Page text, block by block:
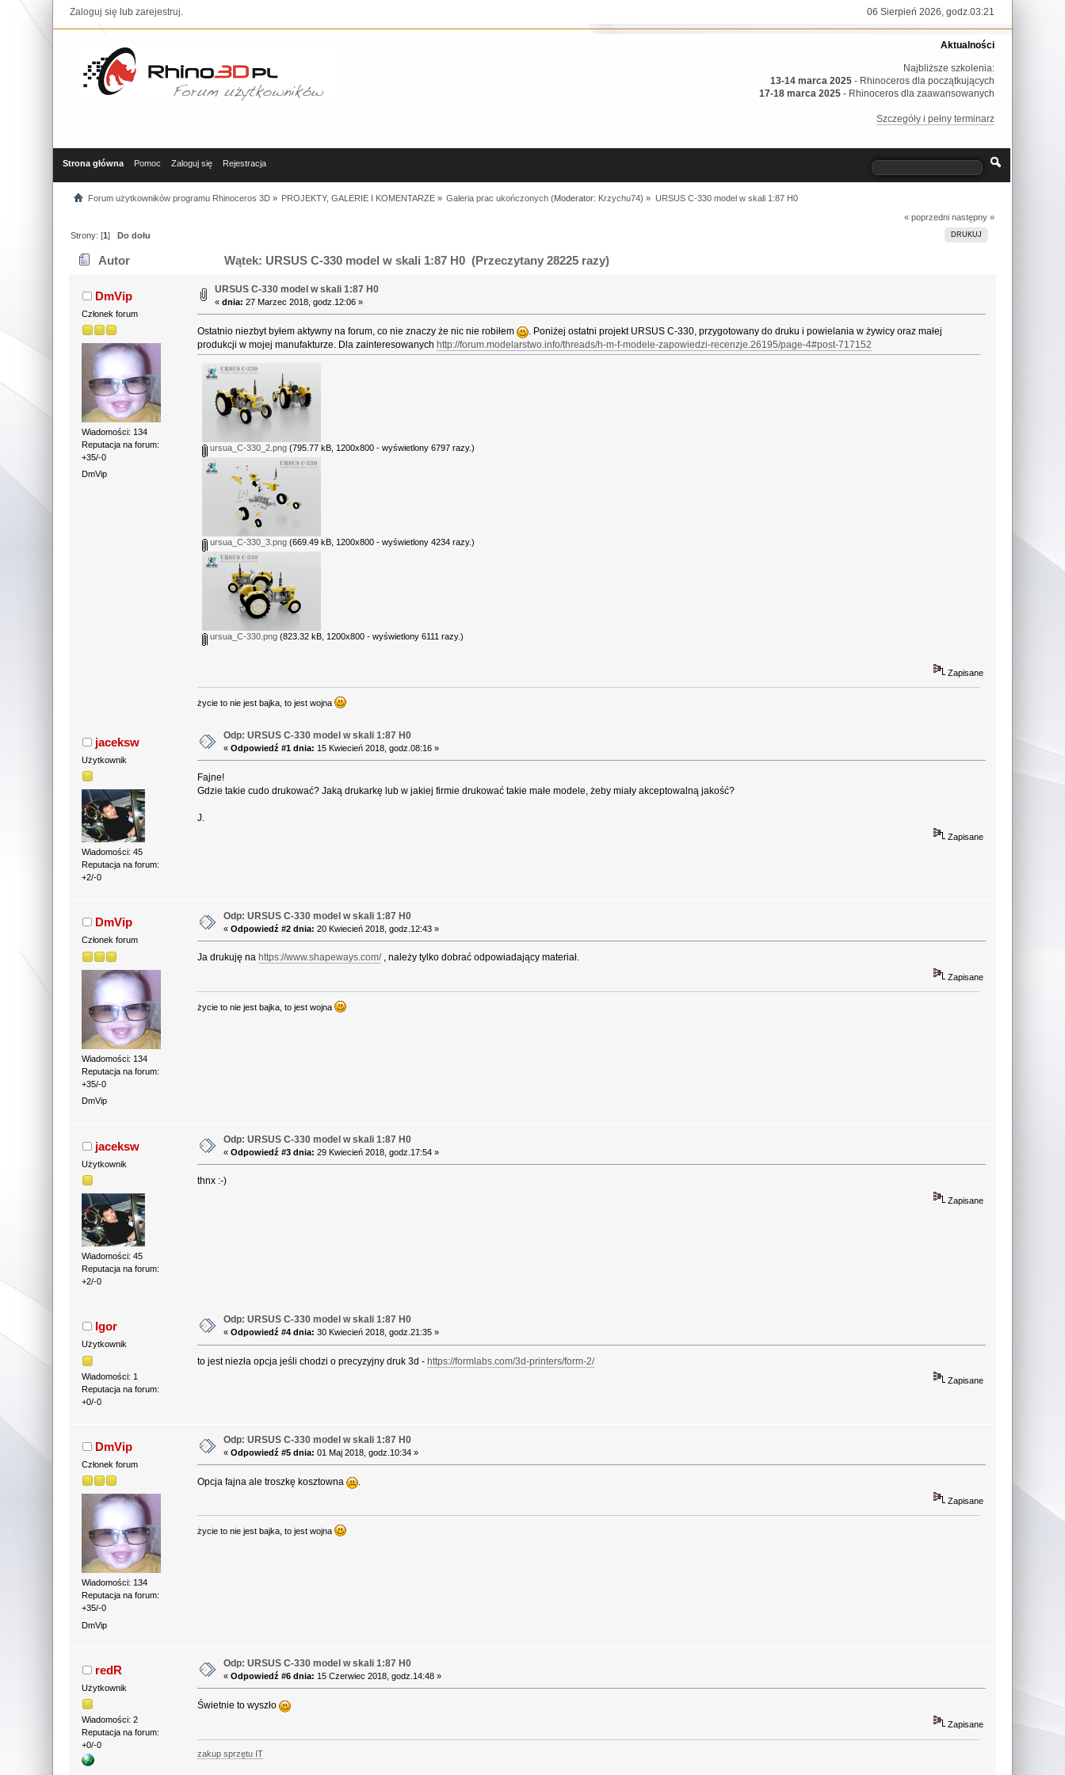
Zaloguj się lubzarejestruj. 06 Sierpień 2026, godz.03:21
Aktualności
Najbliższe szkolenia:
13-14 marca 2025 - Rhinoceros dla początkujących
17-18 marca 2025 - Rhinoceros dla zaawansowanych
Szczegóły i pełny terminarz
Strona główna Pomoc Zaloguj się Rejestracja
Forum użytkowników programu Rhinoceros 3D» PROJEKTY, GALERIE I KOMENTARZE » Galeria prac ukończonych (Moderator: Krzychu74) » URSUS C-330 model w skali 1:87 H0
« poprzedni następny »
DRUKUJ
Strony: [1]Do dołu
Autor Wątek: URSUS C-330 model w skali 1:87 H0 (Przeczytany 28225 razy)
DmVip
Członek forum
Wiadomości: 134
Reputacja na forum:
+35/-0
DmVip
URSUS C-330 model w skali 1:87 H0
« dnia: 27 Marzec 2018, godz.12:06 »
Ostatnio niezbyt byłem aktywny na forum, co nie znaczy że nic nie robiłem
. Poniżej ostatni projekt URSUS C-330, przygotowany do druku i powielania w żywicy oraz małej
produkcji w mojej manufakturze. Dla zainteresowanychhttp://forum.modelarstwo.info/threads/h-m-f-modele-zapowiedzi-recenzje.26195/page-4#post-717152
ursua_C-330_2.png(795.77 kB, 1200x800 - wyświetlony 6797 razy.)
ursua_C-330_3.png(669.49 kB, 1200x800 - wyświetlony 4234 razy.)
ursua_C-330.png(823.32 kB, 1200x800 - wyświetlony 6111 razy.)
Zapisane
życie to nie jest bajka, to jest wojna
jaceksw
Użytkownik
Wiadomości: 45
Reputacja na forum:
+2/-0
Odp: URSUS C-330 model w skali 1:87 H0
« Odpowiedź #1 dnia: 15 Kwiecień 2018, godz.08:16 »
Fajne!
Gdzie takie cudo drukować? Jaką drukarkę lub w jakiej firmie drukować takie małe modele, żeby miały akceptowalną jakość?
J.
Zapisane
DmVip
Członek forum
Wiadomości: 134
Reputacja na forum:
+35/-0
DmVip
Odp: URSUS C-330 model w skali 1:87 H0
« Odpowiedź #2 dnia: 20 Kwiecień 2018, godz.12:43 »
Ja drukuję na https://www.shapeways.com/, należy tylko dobrać odpowiadający materiał.
Zapisane
życie to nie jest bajka, to jest wojna
jaceksw
Użytkownik
Wiadomości: 45
Reputacja na forum:
+2/-0
Odp: URSUS C-330 model w skali 1:87 H0
« Odpowiedź #3 dnia: 29 Kwiecień 2018, godz.17:54 »
thnx :-)
Zapisane
Igor
Użytkownik
Wiadomości: 1
Reputacja na forum:
+0/-0
Odp: URSUS C-330 model w skali 1:87 H0
« Odpowiedź #4 dnia: 30 Kwiecień 2018, godz.21:35 »
to jest niezła opcja jeśli chodzi o precyzyjny druk 3d - https://formlabs.com/3d-printers/form-2/
Zapisane
DmVip
Członek forum
Wiadomości: 134
Reputacja na forum:
+35/-0
DmVip
Odp: URSUS C-330 model w skali 1:87 H0
« Odpowiedź #5 dnia: 01 Maj 2018, godz.10:34 »
Opcja fajna ale troszkę kosztowna
Zapisane
życie to nie jest bajka, to jest wojna
redR
Użytkownik
Wiadomości: 2
Reputacja na forum:
+0/-0
Odp: URSUS C-330 model w skali 1:87 H0
« Odpowiedź #6 dnia: 15 Czerwiec 2018, godz.14:48 »
Świetnie to wyszło
Zapisane
zakup sprzętu IT